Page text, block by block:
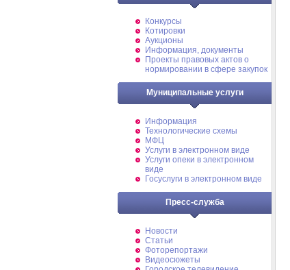
Конкурсы
Котировки
Аукционы
Информация, документы
Проекты правовых актов о
нормировании в сфере закупок
Муниципальные услуги
Информация
Технологические схемы
МФЦ
Услуги в электронном виде
Услуги опеки в электронном
виде
Госуслуги в электронном виде
Пресс-служба
Новости
Статьи
Фоторепортажи
Видеосюжеты